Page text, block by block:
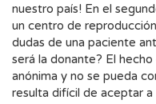
nuestro país! En el segundo capítulo, Mercedes, directora de
un centro de
dudas de una paciente
será la donante? El
anónima y no se pueda
resulta difícil de aceptar